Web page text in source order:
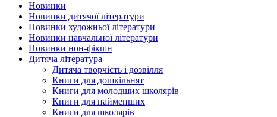
Новинки
Новинки дитячої літератури
Новинки художньої літератури
Новинки навчальної літератури
Новинки нон-фікшн
Дитяча література
Дитяча творчість і дозвілля
Книги для дошкільнят
Книги для молодших школярів
Книги для найменших
Книги для школярів